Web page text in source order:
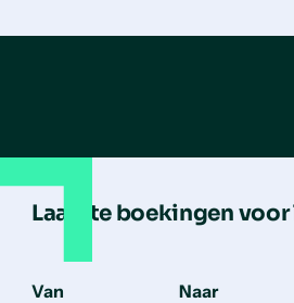
Laatste boekingen
Van Naar